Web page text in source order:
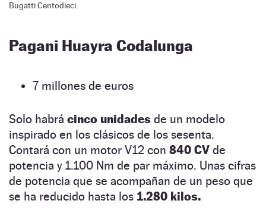
Bugatti Centodieci.
Pagani Huayra Codalunga
7 millones de euros
Solo habrá cinco unidades de un modelo
inspirado en los clásicos de los sesenta.
Contará con un motor V12 con 840 CV de
potencia y 1.100 Nm de par máximo. Unas cifras
de potencia que se acompañan de un peso que
se ha reducido hasta los 1.280 kilos.